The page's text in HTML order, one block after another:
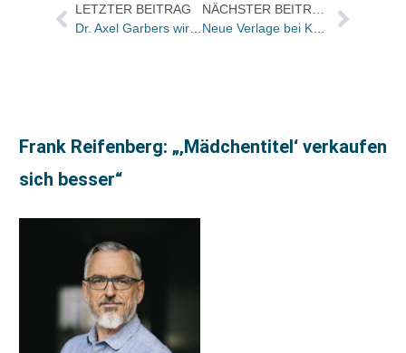
LETZTER BEITRAG
Dr. Axel Garbers wird Director Technik bei Springer DE
Frank Reifenberg: „‚Mädchentitel‘ verkaufen
sich besser“